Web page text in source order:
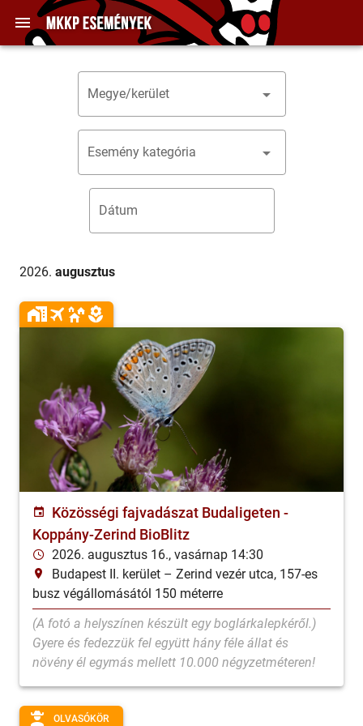
Megye/kerület
Esemény kategória
Dátum
2026. augusztus
Közösségi fajvadászat Budaligeten -
Koppány-Zerind BioBlitz
2026. augusztus 16., vasárnap 14:30
Budapest II. kerület – Zerind vezér utca, 157-es
busz végállomásától 150 méterre
(A fotó a helyszínen készült egy boglárkalepkéről.)
Gyere és fedezzük fel együtt hány féle állat és
növény él egymás mellett 10.000 négyzetméteren!
okostelefon, ahhoz hogy te is segíthess felmérni
OLVASÓKÖR